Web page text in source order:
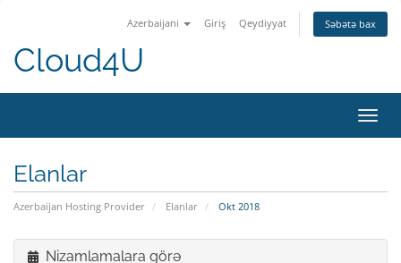
Azerbaijani Giriş Qeydiyyat Səbətə bax
Cloud4U
keçid
Elanlar
Azerbaijan Hosting Provider Elanlar Okt 2018
Nizamlamalara görə